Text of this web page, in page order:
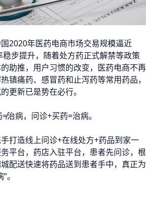
2020年医药电商市场交易规模逼近
步提升，随着处方药正式解禁等政策
助推，用户习惯的改变，医药电商不再
镇痛药、感冒药和止泻药等常用药品，
更新已是势在必行。
≠治病，问诊+买药=治病。
打造线上问诊+在线处方+药品到家一
平台，药店入驻平台，患者先问诊，根
配送快速将药品送到患者手中，真正为
。